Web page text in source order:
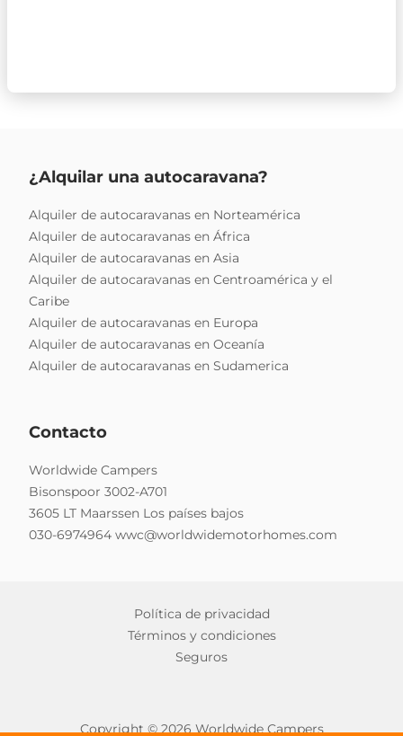
¿Alquilar una autocaravana?
Alquiler de autocaravanas en Norteamérica
Alquiler de autocaravanas en África
Alquiler de autocaravanas en Asia
Alquiler de autocaravanas en Centroamérica y el
Caribe
Alquiler de autocaravanas en Europa
Alquiler de autocaravanas en Oceanía
Alquiler de autocaravanas en Sudamerica
Contacto
Worldwide Campers
Bisonspoor 3002-A701
3605 LT Maarssen Los países bajos
030-6974964 wwc@worldwidemotorhomes.com
Política de privacidad
Términos y condiciones
Seguros
Copyright © 2026 Worldwide Campers